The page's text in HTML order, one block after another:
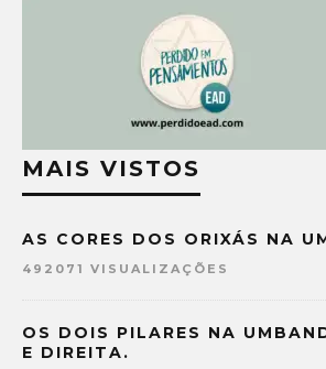
MAIS VISTOS
AS CORES DOS ORIXÁS NA
492071 VISUALIZAÇÕES
OS DOIS PILARES NA
E DIREITA.